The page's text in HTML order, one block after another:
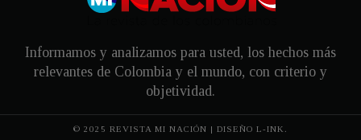
Informamos y analizamos para usted, los hechos más
relevantes de Colombia y el mundo, con criterio y
objetividad.
© 2025 REVISTA MI NACIÓN | DISEÑO L-INK.